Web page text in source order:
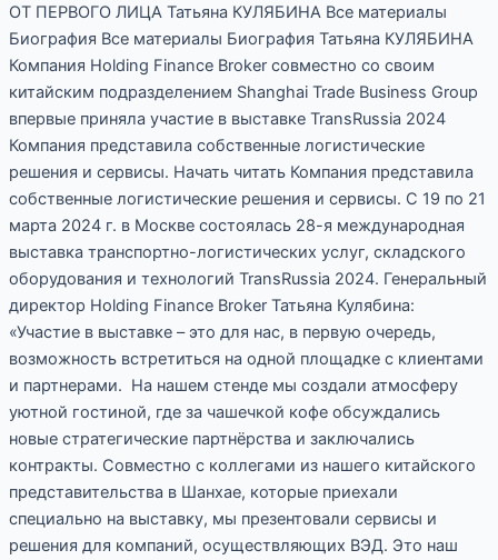
ОТ ПЕРВОГО ЛИЦА Татьяна КУЛЯБИНА Все материалы
Биография Все материалы Биография Татьяна КУЛЯБИНА
Компания Holding Finance Broker совместно со своим
китайским подразделением Shanghai Trade Business Group
впервые приняла участие в выставке TransRussia 2024
Компания представила собственные логистические
решения и сервисы. Начать читать Компания представила
собственные логистические решения и сервисы. С 19 по 21
марта 2024 г. в Москве состоялась 28-я международная
выставка транспортно-логистических услуг, складского
оборудования и технологий TransRussia 2024. Генеральный
директор Holding Finance Broker Татьяна Кулябина:
«Участие в выставке – это для нас, в первую очередь,
возможность встретиться на одной площадке с клиентами
и партнерами. На нашем стенде мы создали атмосферу
уютной гостиной, где за чашечкой кофе обсуждались
новые стратегические партнёрства и заключались
контракты. Совместно с коллегами из нашего китайского
представительства в Шанхае, которые приехали
специально на выставку, мы презентовали сервисы и
решения для компаний, осуществляющих ВЭД. Это наш
Trade
Business
Group
впервые
приняла
участие
в
выставке
TransRussia
2024